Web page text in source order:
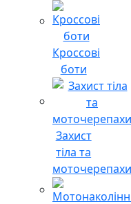
Кроссові
боти
Захист
тіла та
моточерепахи